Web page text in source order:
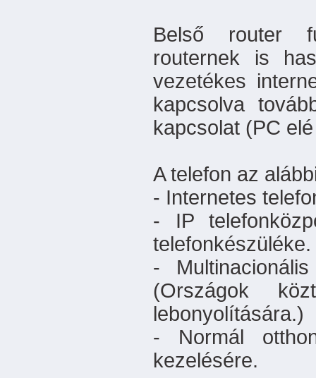
Belső router
routernek is
vezetékes
kapcsolva
kapcsolat (PC
A telefon az
- Internetes
- IP
telefonkészüléke.
-
(Országok
lebonyolítására.)
- Normál
kezelésére.